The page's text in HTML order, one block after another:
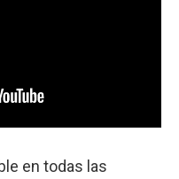
en todas las